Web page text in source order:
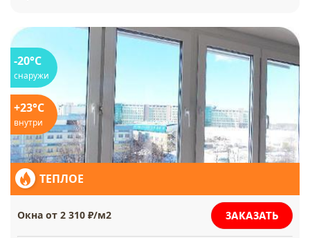
-20°C
снаружи
+23°C
внутри
ТЕПЛОЕ
Окна от 2 310 ₽/м2 ЗАКАЗАТЬ